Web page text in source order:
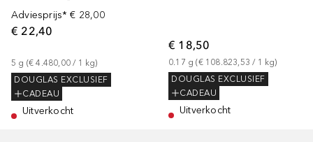
Adviesprijs* € 28,00
€ 22,40
5 g (€ 4.480,00 / 1 kg)
DOUGLAS EXCLUSIEF
CADEAU
Uitverkocht
€ 18,50
0.17 g (€ 108.823,53 / 1 kg)
DOUGLAS EXCLUSIEF
CADEAU
Uitverkocht